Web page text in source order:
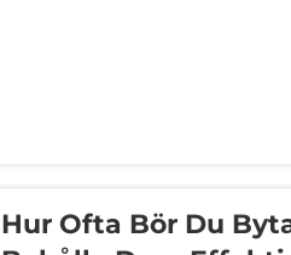
Hur Ofta Bör Du